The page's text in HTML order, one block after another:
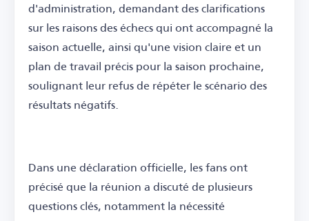
d'administration, demandant des clarifications
sur les raisons des échecs qui ont accompagné la
saison actuelle, ainsi qu'une vision claire et un
plan de travail précis pour la saison prochaine,
soulignant leur refus de répéter le scénario des
résultats négatifs.
Dans une déclaration officielle, les fans ont
précisé que la réunion a discuté de plusieurs
questions clés, notamment la nécessité